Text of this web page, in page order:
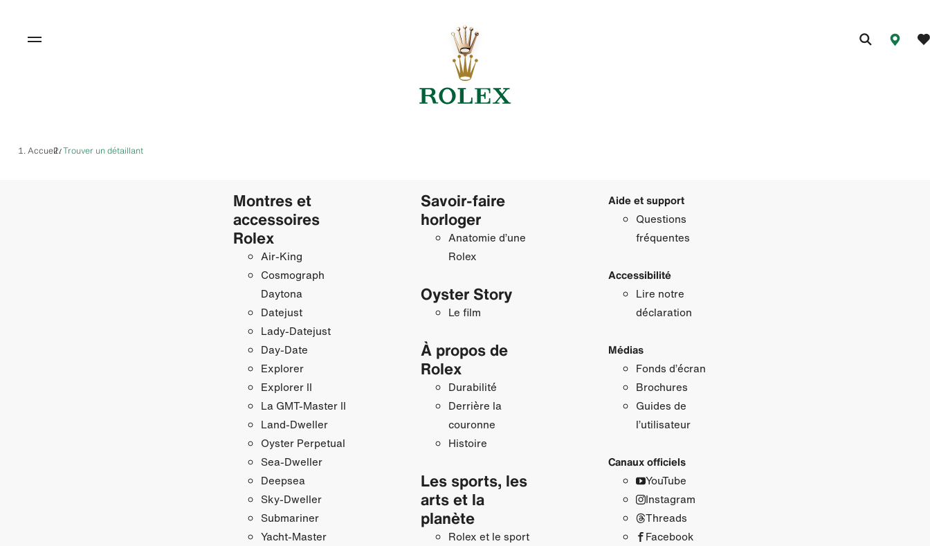
Accueil/Trouver un détaillant
Montres et
accessoires
Rolex
Air‑King
Cosmograph
Daytona
Datejust
Lady‑Datejust
Day‑Date
Explorer
Explorer II
La GMT‑Master II
Land-Dweller
Oyster Perpetual
Sea-Dweller
Deepsea
Sky‑Dweller
Submariner
Yacht‑Master
Savoir‑faire
horloger
Anatomie d’une
Rolex
Oyster Story
Le film
À propos de
Rolex
Durabilité
Derrière la
couronne
Histoire
Les sports, les
arts et la
planète
Rolex et le sport
Aide et support
Questions
fréquentes
Accessibilité
Lire notre
déclaration
Médias
Fonds d’écran
Brochures
Guides de
l’utilisateur
Canaux officiels
YouTube
Instagram
Threads
Facebook